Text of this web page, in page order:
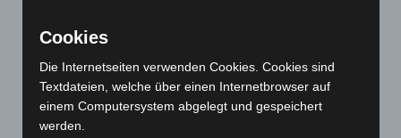
Oktober 2022
September 2022
August 2022(166)
Juli 2022(133)
Cookies
Die Internetseiten verwenden Cookies. Cookies sind
Textdateien, welche über einen Internetbrowser auf
einem Computersystem abgelegt und gespeichert
werden.